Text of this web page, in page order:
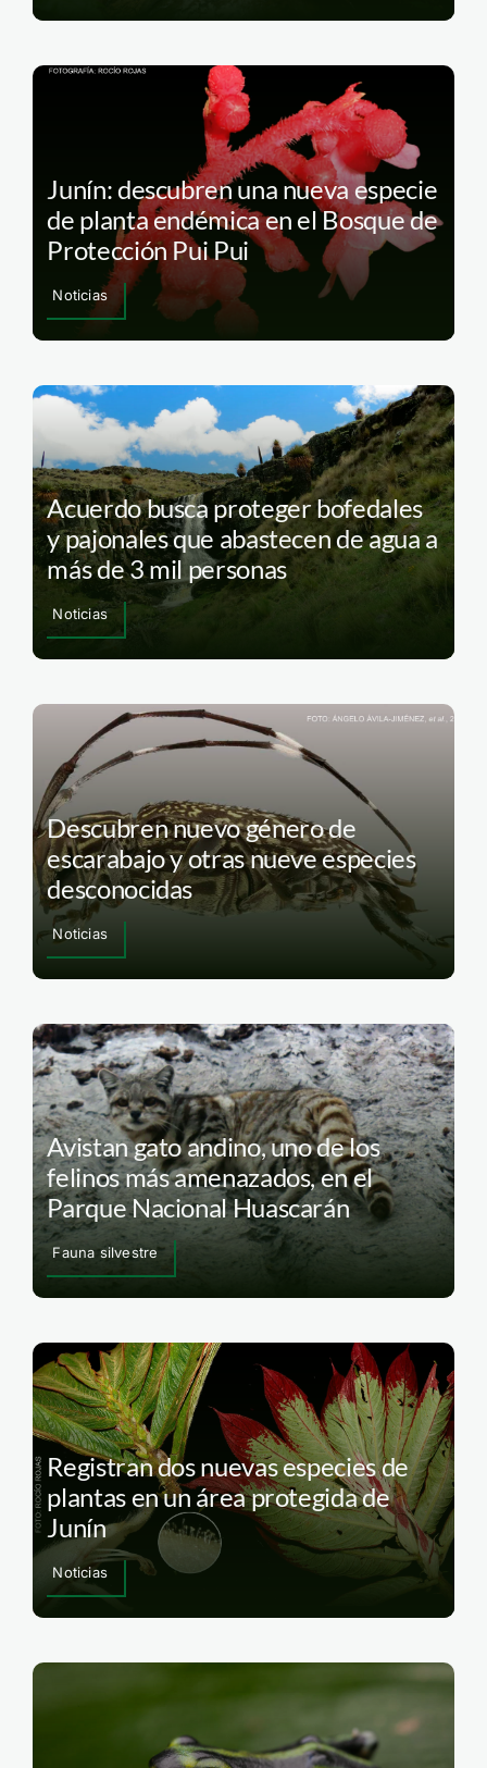
Junín: descubren una nueva especie
de planta endémica en el Bosque de
Protección Pui Pui
Noticias
Acuerdo busca proteger bofedales
y pajonales que abastecen de agua a
más de 3 mil personas
Noticias
Descubren nuevo género de
escarabajo y otras nueve especies
desconocidas
Noticias
Avistan gato andino, uno de los
felinos más amenazados, en el
Parque Nacional Huascarán
Fauna silvestre
Registran dos nuevas especies de
plantas en un área protegida de
Junín
Noticias